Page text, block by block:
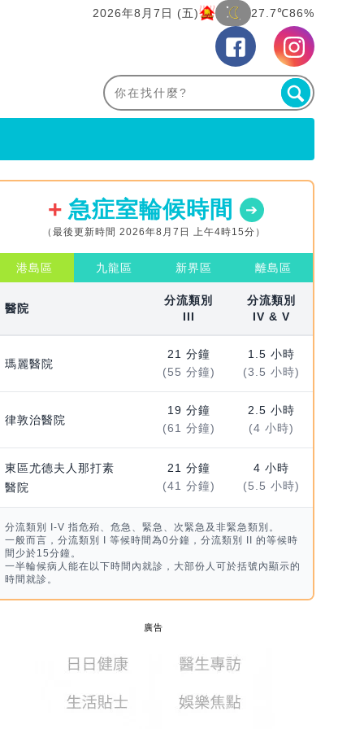
2026年8月7日 (五) 27.7℃86%
急症室輪候時間
（最後更新時間 2026年8月7日 上午4時15分）
港島區 九龍區 新界區 離島區
醫院
分流類別
III
分流類別
IV & V
瑪麗醫院
21 分鐘
(55 分鐘)
1.5 小時
(3.5 小時)
律敦治醫院
19 分鐘
(61 分鐘)
2.5 小時
(4 小時)
東區尤德夫人那打素
醫院
21 分鐘
(41 分鐘)
4 小時
(5.5 小時)
分流類別 I-V 指危殆、危急、緊急、次緊急及非緊急類別。
一般而言，分流類別 I 等候時間為0分鐘，分流類別 II 的等候時
間少於15分鐘。
一半輪候病人能在以下時間內就診，大部份人可於括號內顯示的
時間就診。
廣告